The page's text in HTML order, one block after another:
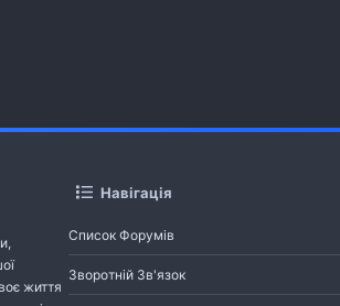
життя
Навігація
Список Форумів
Зворотній Зв'язок